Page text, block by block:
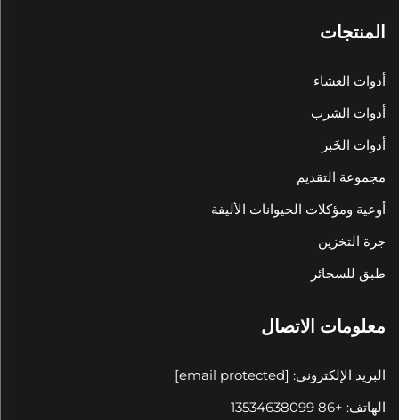
المنتجات
أدوات العشاء
أدوات الشرب
أدوات الخَبز
مجموعة التقديم
أوعية ومؤكلات الحيوانات الأليفة
جرة التخزين
طبق للسجائر
معلومات الاتصال
البريد الإلكتروني: [email protected]
الهاتف: +86 13534638099